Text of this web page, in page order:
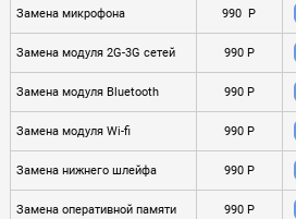
Замена микрофона 990 P
Замена модуля 2G-3G сетей 990 P
Замена модуля Bluetooth 990 P
Замена модуля Wi-fi 990 P
Замена нижнего шлейфа 990 P
Замена оперативной памяти 990 P